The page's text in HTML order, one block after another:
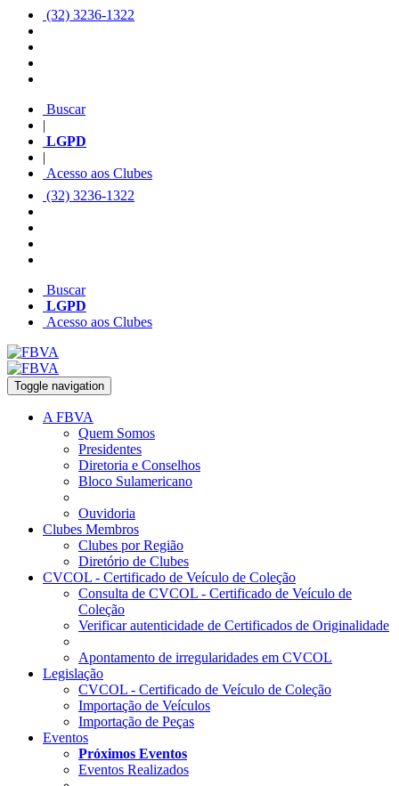
(32) 3236-1322
Buscar
|
LGPD
|
Acesso aos Clubes
(32) 3236-1322
Buscar
LGPD
Acesso aos Clubes
Toggle navigation
A FBVA
Quem Somos
Presidentes
Diretoria e Conselhos
Bloco Sulamericano
Ouvidoria
Clubes Membros
Clubes por Região
Diretório de Clubes
CVCOL - Certificado de Veículo de Coleção
Consulta de CVCOL - Certificado de Veículo de
Coleção
Verificar autenticidade de Certificados de Originalidade
Apontamento de irregularidades em CVCOL
Legislação
CVCOL - Certificado de Veículo de Coleção
Importação de Veículos
Importação de Peças
Eventos
Próximos Eventos
Eventos Realizados